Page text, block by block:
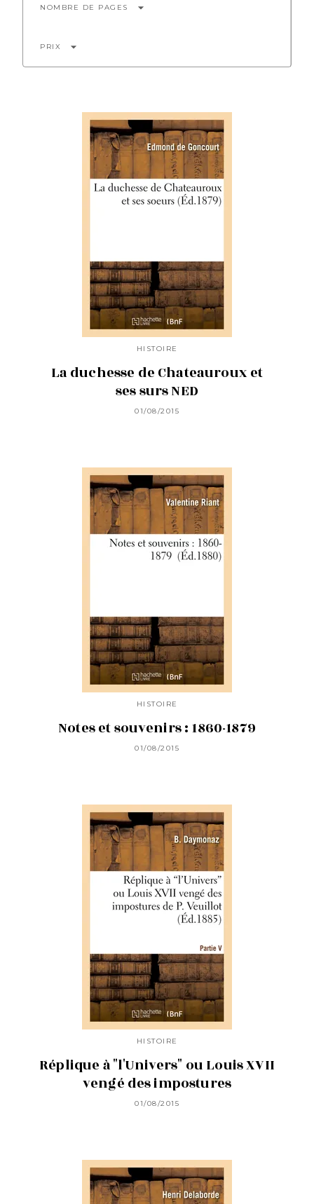
NOMBRE DE PAGES arrow_drop_down
PRIX arrow_drop_down
HISTOIRE
La duchesse de Chateauroux et
ses surs NED
01/08/2015
HISTOIRE
Notes et souvenirs : 1860-1879
01/08/2015
HISTOIRE
Réplique à "l'Univers" ou Louis XVII
vengé des impostures
01/08/2015